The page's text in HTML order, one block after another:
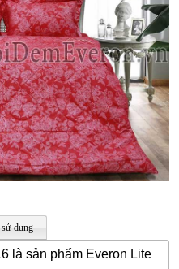
dụng
là sản phẩm Everon Lite